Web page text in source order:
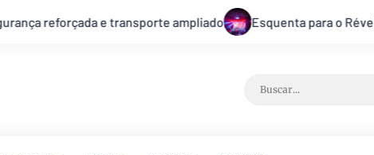
para o Réveillon de Brasília começa nesta segunda-feira